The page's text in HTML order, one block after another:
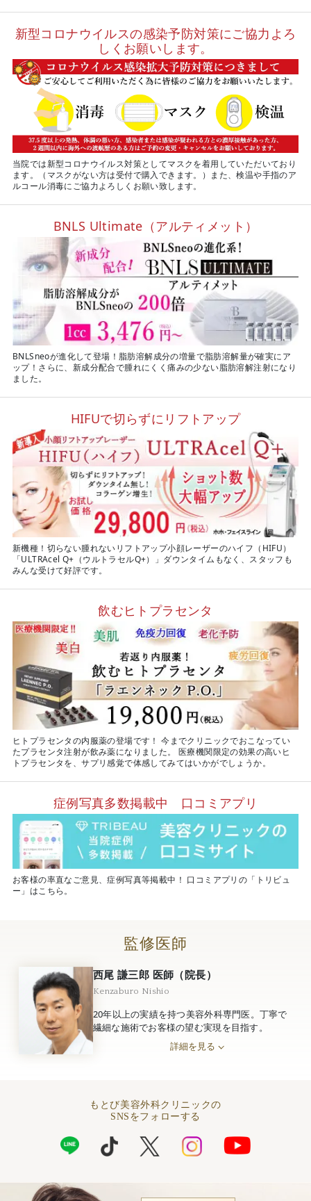
新型コロナウイルスの感染予防対策にご協力よろ
しくお願いします。
当院では新型コロナウイルス対策としてマスクを着用していただいており
ます。（マスクがない方は受付で購入できます。）また、検温や手指のア
ルコール消毒にご協力よろしくお願い致します。
BNLS Ultimate（アルティメット）
BNLSneoが進化して登場！脂肪溶解成分の増量で脂肪溶解量が確実にア
ップ！さらに、新成分配合で腫れにくく痛みの少ない脂肪溶解注射になり
ました。
HIFUで切らずにリフトアップ
新機種！切らない腫れないリフトアップ小顔レーザーのハイフ（HIFU）
「ULTRAcel Q+（ウルトラセルQ+）」ダウンタイムもなく、スタッフも
みんな受けて好評です。
飲むヒトプラセンタ
ヒトプラセンタの内服薬の登場です！ 今までクリニックでおこなってい
たプラセンタ注射が飲み薬になりました。 医療機関限定の効果の高いヒ
トプラセンタを、サプリ感覚で体感してみてはいかがでしょうか。
症例写真多数掲載中 口コミアプリ
お客様の率直なご意見、症例写真等掲載中！ 口コミアプリの「トリビュ
ー」はこちら。
監修医師
西尾 謙三郎 医師（院長）
Kenzaburo Nishio
20年以上の実績を持つ美容外科専門医。丁寧で
繊細な施術でお客様の望む実現を目指す。
詳細を見る
もとび美容外科クリニックの
SNSをフォローする